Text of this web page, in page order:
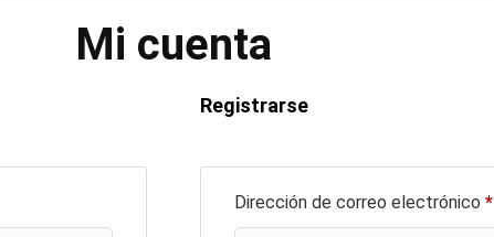
Mi cuenta
Registrarse
Dirección de correo electrónico*